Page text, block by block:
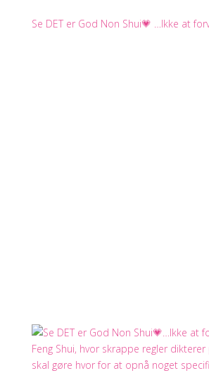
Se DET er God Non Shui💗 …Ikke at